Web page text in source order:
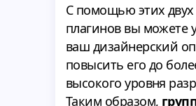
С помощью этих двух
плагинов вы можете
ваш дизайнерский
повысить его до
высокого уровня
Таким образом,